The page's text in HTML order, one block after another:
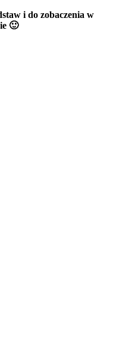
i do zobaczenia w
🙂